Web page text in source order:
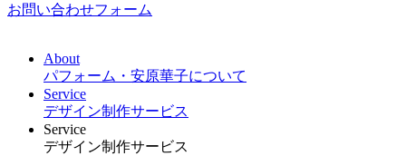
お問い合わせフォーム
About
パフォーム・安原華子について
Service
デザイン制作サービス
Service
デザイン制作サービス